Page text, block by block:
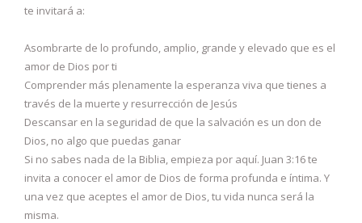
te invitará a:
Asombrarte de lo profundo, amplio, grande y elevado que es el
amor de Dios por ti
Comprender más plenamente la esperanza viva que tienes a
través de la muerte y resurrección de Jesús
Descansar en la seguridad de que la salvación es un don de
Dios, no algo que puedas ganar
Si no sabes nada de la Biblia, empieza por aquí. Juan 3:16 te
invita a conocer el amor de Dios de forma profunda e íntima. Y
una vez que aceptes el amor de Dios, tu vida nunca será la
misma.